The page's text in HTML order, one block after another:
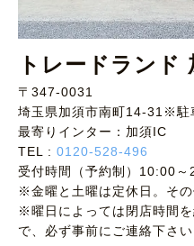
トレードランド
〒347-0031
埼玉県加須市南町14-31※駐
最寄りインター：加須IC
TEL : 0120-528-496
受付時間（予約制）10:00～
※金曜と土曜は定休日。その
※曜日によっては閉店時間
で、必ず事前にご連絡下さい